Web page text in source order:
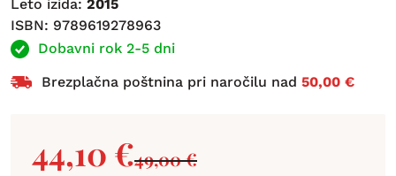
Leto izida: 2015
ISBN: 9789619278963
Dobavni rok 2-5 dni
Brezplačna poštnina pri naročilu nad 50,00 €
49,00€
44,10 €